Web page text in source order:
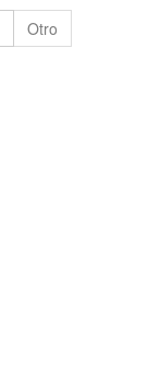
Otro